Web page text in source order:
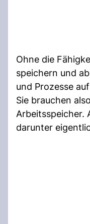
Ohne die
speichern und
und Prozesse
Sie brauchen
Arbeitsspeicher.
darunter